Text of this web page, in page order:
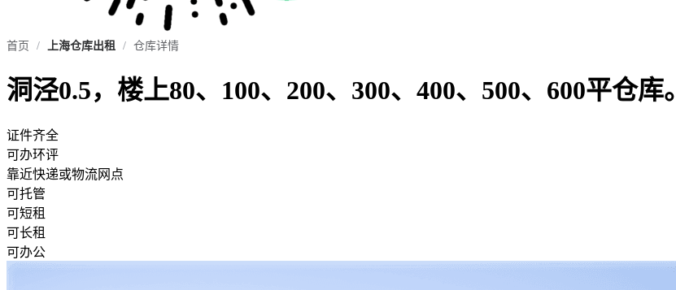
首页 / 上海仓库出租 / 仓库详情
洞泾0.5，楼上80、100、200、300、400、500、600平仓库。
证件齐全
可办环评
靠近快递或物流网点
可托管
可短租
可长租
可办公